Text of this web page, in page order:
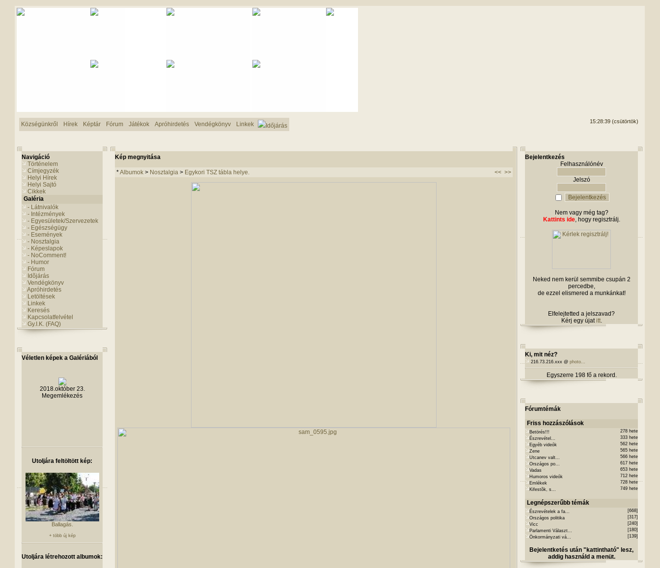
Községünkről Hírek Képtár Fórum Játékok Apróhirdetés Vendégkönyv Linkek Időjárás
15:28:39 (csütörtök)
Navigáció
Történelem
Címjegyzék
Helyi Hírek
Helyi Sajtó
Cikkek
Galéria
- Látnivalók
- Intézmények
- Egyesületek/Szervezetek
- Egészségügy
- Események
- Nosztalgia
- Képeslapok
- NoComment!
- Humor
Fórum
Idõjárás
Vendégkönyv
Apróhirdetés
Letöltések
Linkek
Keresés
Kapcsolatfelvétel
Gy.I.K. (FAQ)
Véletlen képek a Galériából
2018.október 23.
Megemlékezés
Utoljára feltöltött kép:
Ballagás.
+ több új kép
Utoljára létrehozott albumok:
Kép megnyitása
*Albumok > Nosztalgia > Egykori TSZ tábla helye. << >>
Bejelentkezés
Felhasználónév
Jelszó
Nem vagy még tag?
Kattints ide, hogy regisztrálj.
Neked nem kerül semmibe csupán 2
percedbe,
de ezzel elismered a munkánkat!
Elfelejtetted a jelszavad?
Kérj egy újatitt.
Ki, mit néz?
216.73.216.xxx @ photo...
Egyszerre 198 fő a rekord.
Fórumtémák
Friss hozzászólások
Betörés!!!
278 hete
Észrevétel...
333 hete
Egyéb videók
562 hete
Zene
565 hete
Utcanev valt...
566 hete
Országos po...
617 hete
Vadas
653 hete
Humoros videók
712 hete
Emlékek
728 hete
Kifestõk, s...
749 hete
Legnépszerűbb témák
Észrevételek a fa...
[668]
Országos politika
[317]
Vicc
[240]
Parlamenti Választ...
[180]
Önkormányzati vá...
[139]
Bejelentketés után "kattintható" lesz,
addig használd a menüt.